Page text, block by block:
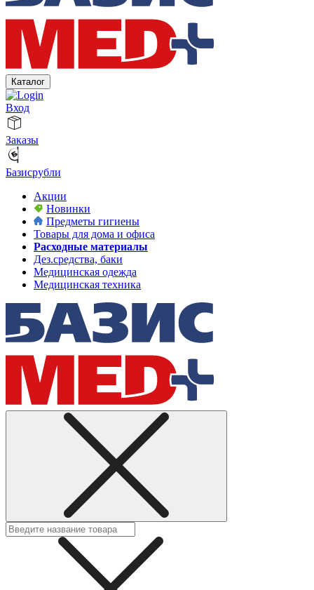
Каталог
Вход
Заказы
Базисрубли
Акции
Новинки
Предметы гигиены
Товары для дома и офиса
Расходные материалы
Дез.средства, баки
Медицинская одежда
Медицинская техника